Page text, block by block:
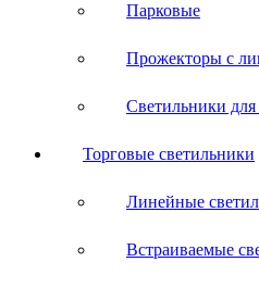
Парковые
Прожекторы с
Светильники
Торговые светильники
Линейные
Встраиваемые